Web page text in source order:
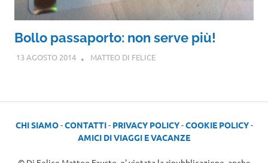
Bollo passaporto: non serve più!
13 AGOSTO 2014 MATTEO DI FELICE
CHI SIAMO-CONTATTI- PRIVACY POLICY-COOKIE POLICY-
AMICI DI VIAGGI E VACANZE